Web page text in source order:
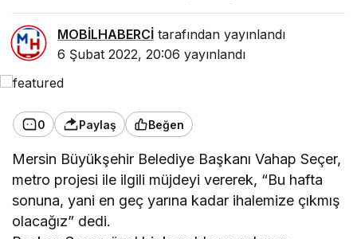
MOBİLHABERCİ tarafından yayınlandı
6 Şubat 2022, 20:06 yayınlandı
0 Paylaş Beğen
Mersin Büyükşehir Belediye Başkanı Vahap Seçer,
metro projesi ile ilgili müjdeyi vererek, “Bu hafta
sonuna, yani en geç yarına kadar ihalemize çıkmış
olacağız” dedi.